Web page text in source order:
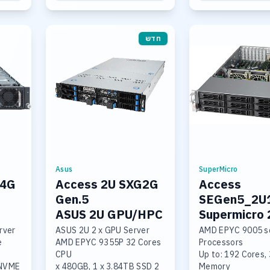
SuperMicro
Access
Supermicro
Single
AMD EPYC 9005
Processors
Up to: 192 Cores,
Memory
חדש
Asus
Access 2U SXG2G
Gen.5
ASUS 2U GPU/HPC
Server
ASUS 2U 2 x GPU Server
AMD EPYC 9355P 32 Cores
CPU
2 x 480GB, 1 x 3.84TB SSD